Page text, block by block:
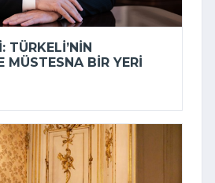
TÜRKELI’NIN
MÜSTESNA BIR YERI